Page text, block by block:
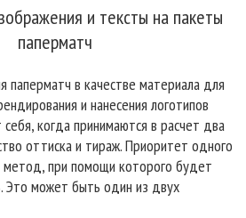
и тексты на пакеты
паперматч
паперматч в качестве материала для
и нанесения логотипов
когда принимаются в расчет два
оттиска и тираж. Приоритет одного
метод, при помощи которого будет
Это может быть один из двух